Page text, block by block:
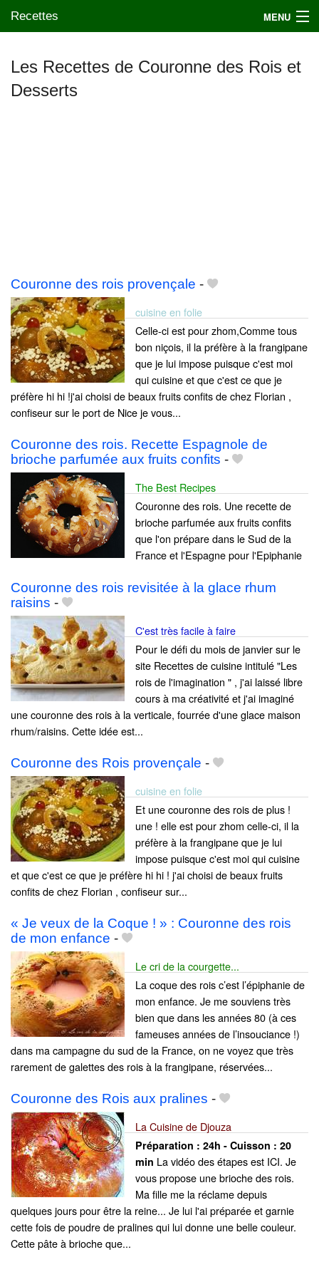
Recettes MENU
Mes blogs préférés
Les Recettes de Couronne des Rois et
Desserts
Couronne des rois provençale -
cuisine en folie
Celle-ci est pour zhom,Comme tous
bon niçois, il la préfère à la frangipane
que je lui impose puisque c'est moi
qui cuisine et que c'est ce que je
préfère hi hi !j'ai choisi de beaux fruits confits de chez Florian ,
confiseur sur le port de Nice je vous...
Couronne des rois. Recette Espagnole de
brioche parfumée aux fruits confits -
The Best Recipes
Couronne des rois. Une recette de
brioche parfumée aux fruits confits
que l'on prépare dans le Sud de la
France et l'Espagne pour l'Epiphanie
Couronne des rois revisitée à la glace rhum
raisins -
C'est très facile à faire
Pour le défi du mois de janvier sur le
site Recettes de cuisine intitulé "Les
rois de l'imagination " , j'ai laissé libre
cours à ma créativité et j'ai imaginé
une couronne des rois à la verticale, fourrée d'une glace maison
rhum/raisins. Cette idée est...
Couronne des Rois provençale -
cuisine en folie
Et une couronne des rois de plus !
une ! elle est pour zhom celle-ci, il la
préfère à la frangipane que je lui
impose puisque c'est moi qui cuisine
et que c'est ce que je préfère hi hi ! j'ai choisi de beaux fruits
confits de chez Florian , confiseur sur...
« Je veux de la Coque ! » : Couronne des rois
de mon enfance -
Le cri de la courgette...
La coque des rois c’est l’épiphanie de
mon enfance. Je me souviens très
bien que dans les années 80 (à ces
fameuses années de l’insouciance !)
dans ma campagne du sud de la France, on ne voyez que très
rarement de galettes des rois à la frangipane, réservées...
Couronne des Rois aux pralines -
La Cuisine de Djouza
Préparation : 24h - Cuisson : 20
min La vidéo des étapes est ICI. Je
vous propose une brioche des rois.
Ma fille me la réclame depuis
quelques jours pour être la reine... Je lui l'ai préparée et garnie
cette fois de poudre de pralines qui lui donne une belle couleur.
Cette pâte à brioche que...